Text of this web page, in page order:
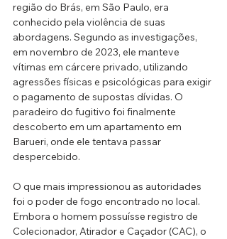
região do Brás, em São Paulo, era
conhecido pela violência de suas
abordagens. Segundo as investigações,
em novembro de 2023, ele manteve
vítimas em cárcere privado, utilizando
agressões físicas e psicológicas para exigir
o pagamento de supostas dívidas. O
paradeiro do fugitivo foi finalmente
descoberto em um apartamento em
Barueri, onde ele tentava passar
despercebido.
O que mais impressionou as autoridades
foi o poder de fogo encontrado no local.
Embora o homem possuísse registro de
Colecionador, Atirador e Caçador (CAC), o